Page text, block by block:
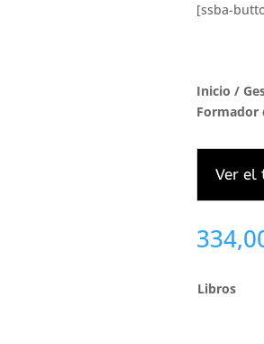
[ssba-
Inicio /
Formador
Ver el
Libros